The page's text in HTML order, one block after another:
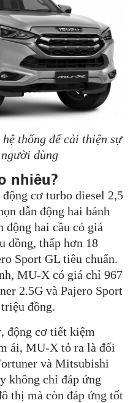
thống để cải thiện sự
dùng
nhiêu?
cơ turbo diesel 2,5
dẫn động hai bánh
động hai cầu có giá
đồng, thấp hơn 18
Sport GL tiêu chuẩn.
MU-X có giá chỉ 967
2.5G và Pajero Sport
đồng.
động cơ tiết kiệm
ái, MU-X tỏ ra là đối
và Mitsubishi
không chỉ đáp ứng
thị mà còn đáp ứng tốt